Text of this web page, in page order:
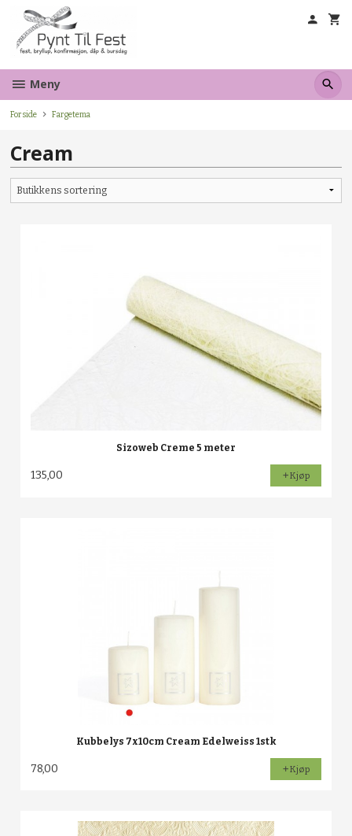
innholdet
Meny
Forside Fargetema
Cream
Sizoweb Creme 5 meter
135,00 Kjøp
Kubbelys 7x10cm Cream Edelweiss 1stk
78,00 Kjøp